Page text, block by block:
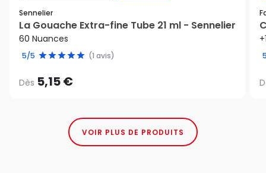
Sennelier
La Gouache Extra-fine Tube 21 ml - Sennelier
60 Nuances
5/5 (1 avis)
Dès 5,15 €
VOIR PLUS DE PRODUITS